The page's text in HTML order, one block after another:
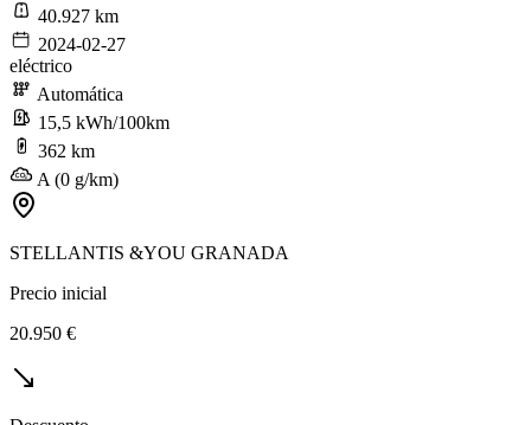
40.927 km
2024-02-27
eléctrico
Automática
15,5 kWh/100km
362 km
A (0 g/km)
STELLANTIS &YOU GRANADA
Precio inicial
20.950 €